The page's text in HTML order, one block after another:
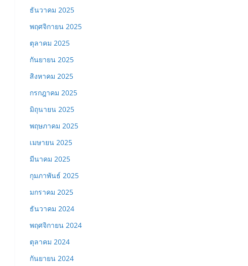
ธันวาคม 2025
พฤศจิกายน 2025
ตุลาคม 2025
กันยายน 2025
สิงหาคม 2025
กรกฎาคม 2025
มิถุนายน 2025
พฤษภาคม 2025
เมษายน 2025
มีนาคม 2025
กุมภาพันธ์ 2025
มกราคม 2025
ธันวาคม 2024
พฤศจิกายน 2024
ตุลาคม 2024
กันยายน 2024